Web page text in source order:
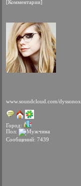
[Комментарии]
www.soundcloud.com/dyssonox
Город:
Пол:
Сообщений: 7439